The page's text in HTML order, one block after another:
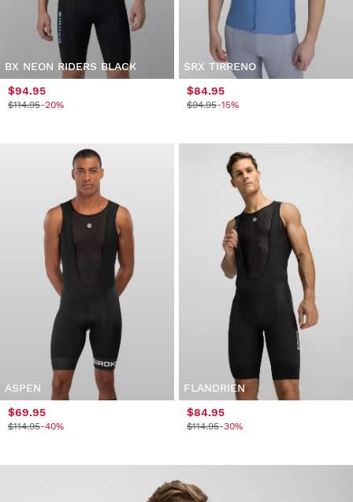
BX NEON RIDERS BLACK
$94.95
$114.95-20%
SRX TIRRENO
$84.95
$94.95-15%
ASPEN
$69.95
$114.95-40%
FLANDRIEN
$84.95
$114.95-30%